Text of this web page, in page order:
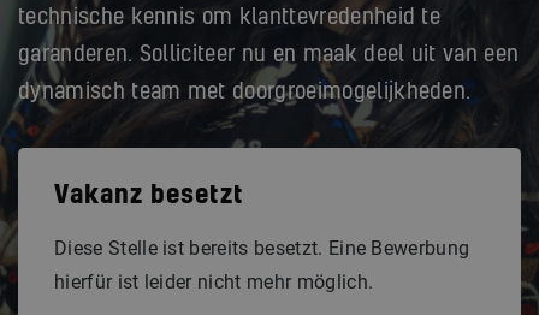
technische kennis om klanttevredenheid te
garanderen. Solliciteer nu en maak deel uit van een
dynamisch team met doorgroeimogelijkheden.
Vakanz besetzt
Diese Stelle ist bereits besetzt. Eine Bewerbung
hierfür ist leider nicht mehr möglich.